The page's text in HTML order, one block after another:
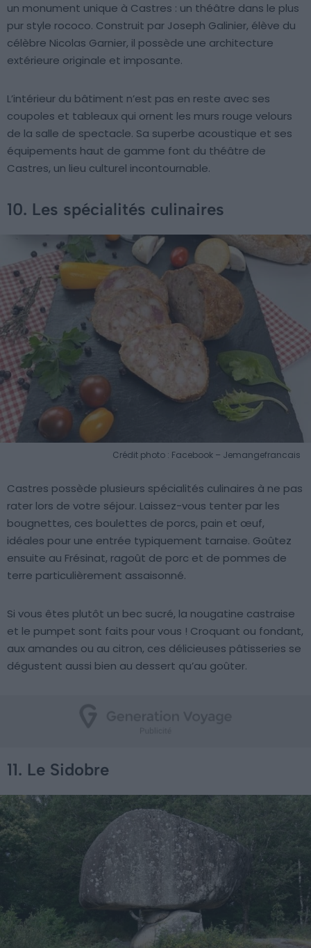
un monument unique à Castres : un théâtre dans le plus
pur style rococo. Construit par Joseph Galinier, élève du
célèbre Nicolas Garnier, il possède une architecture
extérieure originale et imposante.
L’intérieur du bâtiment n’est pas en reste avec ses
coupoles et tableaux qui ornent les murs rouge velours
de la salle de spectacle. Sa superbe acoustique et ses
équipements haut de gamme font du théâtre de
Castres, un lieu culturel incontournable.
10. Les spécialités culinaires
Crédit photo : Facebook – Jemangefrancais
Castres possède plusieurs spécialités culinaires à ne pas
rater lors de votre séjour. Laissez-vous tenter par les
bougnettes, ces boulettes de porcs, pain et œuf,
idéales pour une entrée typiquement tarnaise. Goûtez
ensuite au Frésinat, ragoût de porc et de pommes de
terre particulièrement assaisonné.
Si vous êtes plutôt un bec sucré, la nougatine castraise
et le pumpet sont faits pour vous ! Croquant ou fondant,
aux amandes ou au citron, ces délicieuses pâtisseries se
dégustent aussi bien au dessert qu’au goûter.
11. Le Sidobre